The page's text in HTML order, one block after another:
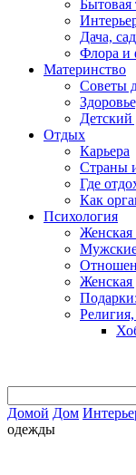
Бытовая
Дача,
Флора и
Материнство
Советы
Детский
Отдых
Карьера
Страны
Где
Как
Психология
Женская
Женская
Домой Дом
одежды